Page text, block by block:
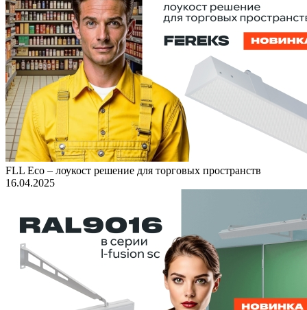
FLL Eco – лоукост решение для торговых пространств
16.04.2025